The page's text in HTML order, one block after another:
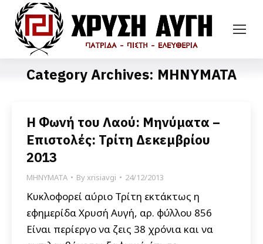
Category Archives: ΜΗΝΥΜΑΤΑ
Η Φωνή του Λαού: Μηνύματα –
Επιστολές: Τρίτη Δεκεμβρίου
2013
ΜΗΝΥΜΑΤΑ Byxrisiavgi 24/12/2013
Κυκλοφορεί αύριο Τρίτη εκτάκτως η
εφημερίδα Χρυσή Αυγή, αρ. φύλλου 856
Είναι περίεργο να ζεις 38 χρόνια και να